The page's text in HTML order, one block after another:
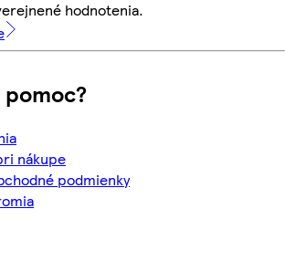
hodnotenia.
nákupe
podmienky